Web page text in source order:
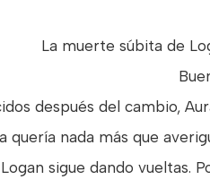
La muerte súbita de
después del cambio,
quería nada más que
sigue dando vueltas.